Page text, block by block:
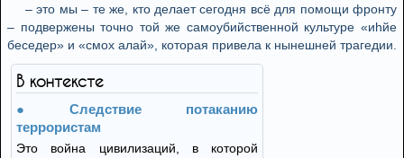
– это мы – те же, кто делает сегодня всё для помощи фронту
– подвержены точно той же самоубийственной культуре «иhйе
беседер» и «смох алай», которая привела к нынешней трагедии.
В контексте
Следствие потаканию
террористам
Это война цивилизаций, в которой